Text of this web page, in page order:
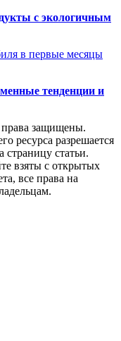
с экологичным
в первые месяцы
тенденции и
защищены.
ресурса разрешается
страницу статьи.
взяты с открытых
все права на